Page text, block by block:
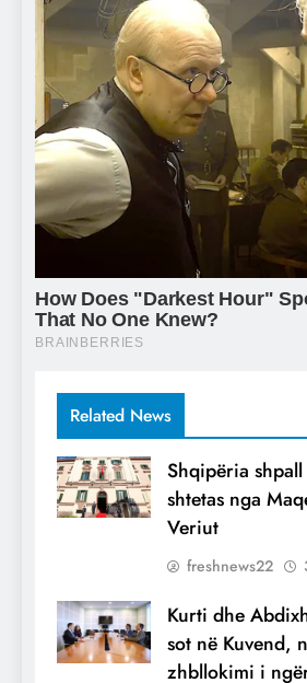
Related News
Shqipëria
shtetas nga
Veriut
freshnews22
Kurti dhe
sot në Kuvend,
zhbllokimi i